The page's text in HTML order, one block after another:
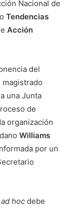
Nacional de
Tendencias
Acción
del
una Junta
de
organización
Williams
por un
ad hoc debe